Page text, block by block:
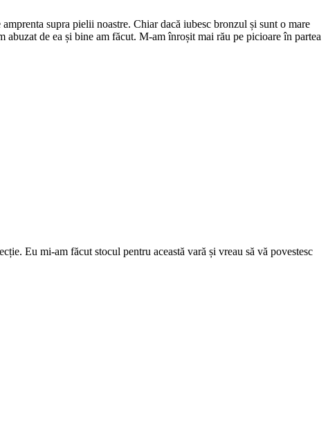
supra pielii noastre. Chiar dacă iubesc bronzul și sunt o mare
abuzat de ea și bine am făcut. M-am înroșit mai rău pe picioare în partea
Eu mi-am făcut stocul pentru această vară și vreau să vă povestesc